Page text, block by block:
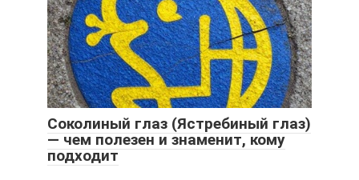
Соколиный глаз (Ястребиный глаз)
— чем полезен и знаменит, кому
подходит